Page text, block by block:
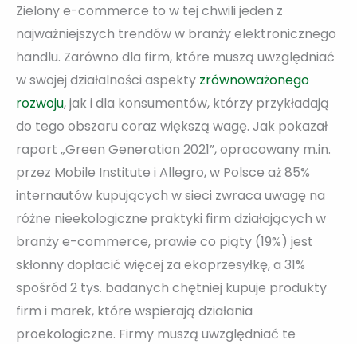
Zielony e-commerce to w tej chwili jeden z
najważniejszych trendów w branży elektronicznego
handlu. Zarówno dla firm, które muszą uwzględniać
w swojej działalności aspekty zrównoważonego
rozwoju, jak i dla konsumentów, którzy przykładają
do tego obszaru coraz większą wagę. Jak pokazał
raport „Green Generation 2021”, opracowany m.in.
przez Mobile Institute i Allegro, w Polsce aż 85%
internautów kupujących w sieci zwraca uwagę na
różne nieekologiczne praktyki firm działających w
branży e-commerce, prawie co piąty (19%) jest
skłonny dopłacić więcej za ekoprzesyłkę, a 31%
spośród 2 tys. badanych chętniej kupuje produkty
firm i marek, które wspierają działania
proekologiczne. Firmy muszą uwzględniać te